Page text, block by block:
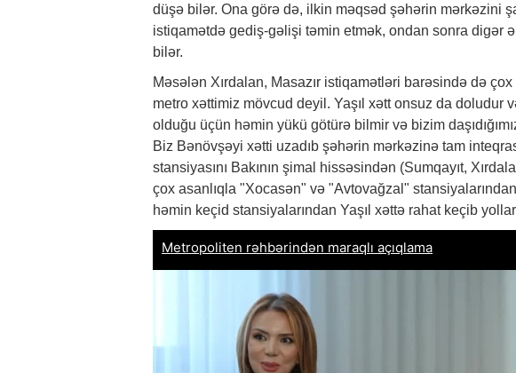
düşə bilər. Ona görə də, ilkin məqsəd şəhərin mərkəzini
istiqamətdə gediş-gəlişi təmin etmək, ondan sonra digər
bilər.
Məsələn Xırdalan, Masazır istiqamətləri barəsində də
metro xəttimiz mövcud deyil. Yaşıl xətt onsuz da doludur
olduğu üçün həmin yükü götürə bilmir və bizim
Biz Bənövşəyi xətti uzadıb şəhərin mərkəzinə tam
stansiyasını Bakının şimal hissəsindən (Sumqayıt,
çox asanlıqla "Xocasən" və "Avtovağzal"
həmin keçid stansiyalarından Yaşıl xəttə rahat keçib